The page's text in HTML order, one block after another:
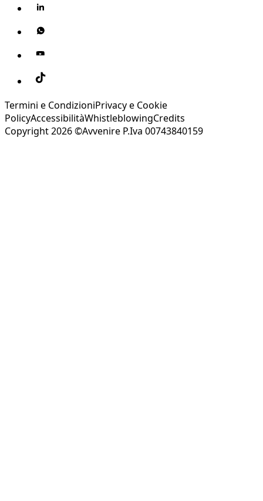
Termini e CondizioniPrivacy e Cookie
PolicyAccessibilitàWhistleblowingCredits
Copyright 2026 ©Avvenire P.Iva 00743840159